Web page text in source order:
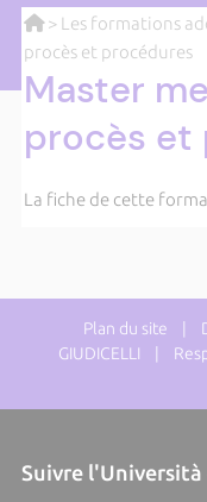
> Les formations
procès et procédures
Master
procès et
La fiche de cette
Plan du site |
GIUDICELLI |
Suivre l'Università